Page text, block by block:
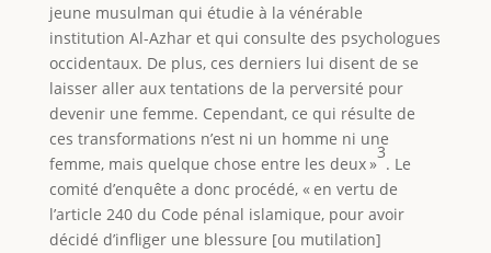
jeune musulman qui étudie à la vénérable
institution Al-Azhar et qui consulte des psychologues
occidentaux. De plus, ces derniers lui disent de se
laisser aller aux tentations de la perversité pour
devenir une femme. Cependant, ce qui résulte de
ces transformations n’est ni un homme ni une
femme, mais quelque chose entre les deux »
3
. Le
comité d’enquête a donc procédé, « en vertu de
l’article 240 du Code pénal islamique, pour avoir
décidé d’infliger une blessure [ou mutilation]